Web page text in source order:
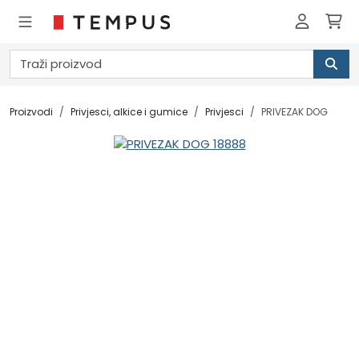
Proizvodi Privjesci, alkice i gumice Privjesci PRIVEZAK DOG